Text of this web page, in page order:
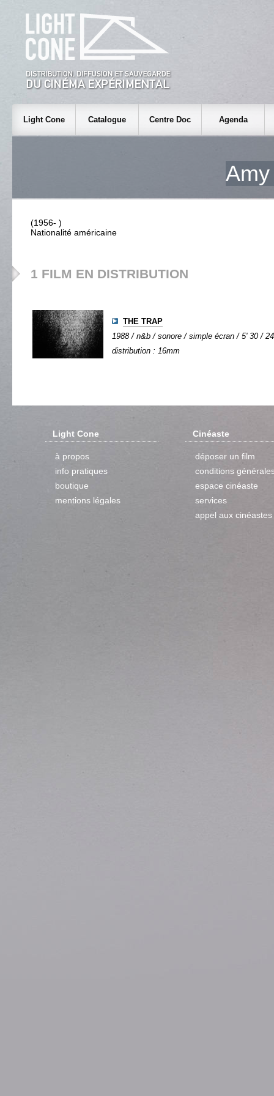
Light Cone Catalogue Centre Doc Agenda
(1956- )
Nationalité américaine
1 FILM EN DISTRIBUTION
THE TRAP
1988 / n&b / sonore / simple écran / 5' 30 /
distribution : 16mm
Light Cone
à propos
info pratiques
boutique
mentions légales
Cinéaste
déposer un film
conditions
espace cinéaste
services
appel aux cinéastes